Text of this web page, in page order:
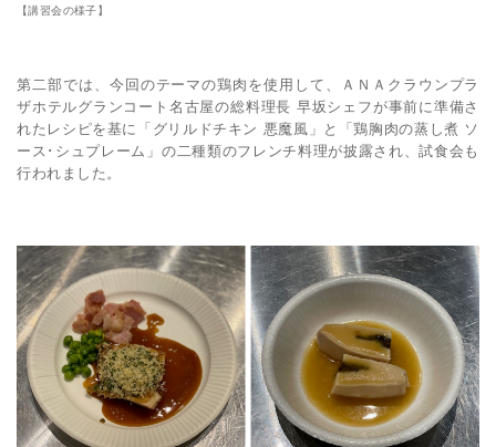
【講習会の様子】
第二部では、今回のテーマの鶏肉を使用して、ＡＮＡクラウンプラ
ザホテルグランコート名古屋の総料理長 早坂シェフが事前に準備さ
れたレシピを基に「グリルドチキン 悪魔風」と「鶏胸肉の蒸し煮 ソ
ース･シュプレーム」の二種類のフレンチ料理が披露され、試食会も
行われました。